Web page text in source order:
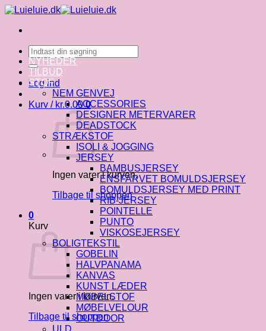
Fortsæt
indhold
Søg
efter:
Log ind
Kurv / kr.0.00 0
Ingen varer i kurven.
Tilbage til shoppen
0
Kurv
Ingen varer i kurven.
Tilbage til shoppen
NYHEDER
TILBUD
STOF
NEM GENVEJ
ACCESSORIES
DESIGNER METERVARER
DEADSTOCK
STRÆKSTOF
ISOLI & JOGGING
JERSEY
BAMBUSJERSEY
ENSFARVET BOMULDSJERSEY
BOMULDSJERSEY MED PRINT
RIB-JERSEY
POINTELLE
PUNTO
VISKOSEJERSEY
BOLIGTEKSTIL
GOBELIN
HALVPANAMA
KANVAS
KUNST LÆDER
MØBELSTOF
MØBELVELOUR
OUTDOOR
ULD